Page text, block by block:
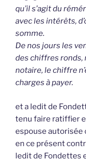
qu’il s’agit du
avec les intérêts,
somme.
De nos jours les
des chiffres ronds,
notaire, le chiffre
charges à payer.
et a ledit de
tenu faire ratiffier
espouse autorisée
en ce présent
ledit de Fondettes